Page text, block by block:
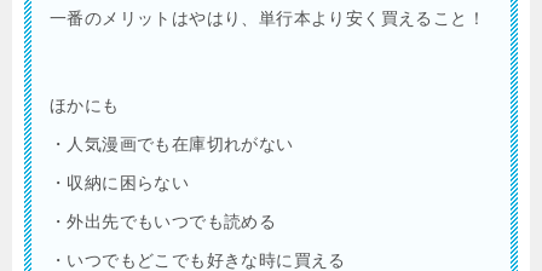
一番のメリットはやはり、単行本より安く買えること！
ほかにも
・人気漫画でも在庫切れがない
・収納に困らない
・外出先でもいつでも読める
・いつでもどこでも好きな時に買える